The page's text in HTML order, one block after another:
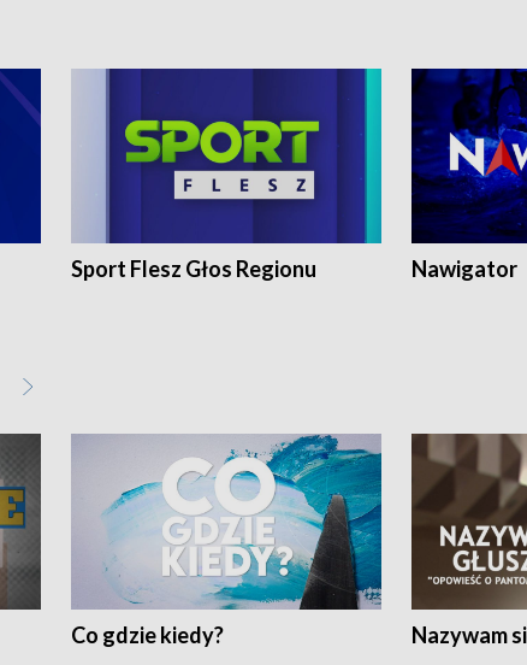
Sport Flesz Głos Regionu Nawigator
Co gdzie kiedy? Nazywam